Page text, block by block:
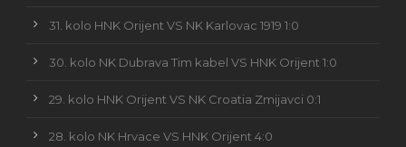
31. kolo HNK Orijent VS NK Karlovac 1919 1:0
30. kolo NK Dubrava Tim kabel VS HNK Orijent 1:0
29. kolo HNK Orijent VS NK Croatia Zmijavci 0:1
28. kolo NK Hrvace VS HNK Orijent 4:0